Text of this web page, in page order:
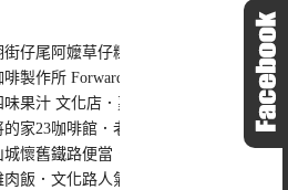
街仔尾阿嬤草仔粿．奮起湖裡的人氣美
製作所 Forward Roasters．老建築新生
果汁 文化店．嘉義人氣小吃，融合麻
家23咖啡館．老闆夫妻一磚一瓦親手
懷舊鐵路便當．奮起湖裡的老宅鐵路便
飯．文化路人氣雞肉飯，從10:00營業